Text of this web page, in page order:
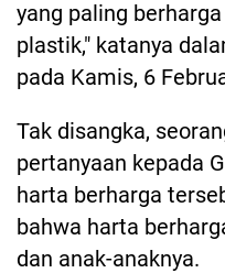
yang paling
plastik," katanya
pada Kamis, 6
Tak disangka,
pertanyaan kepada
harta berharga
bahwa harta
dan anak-anaknya.